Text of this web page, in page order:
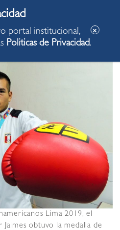
Lima 2019, el
Jaimes obtuvo la medalla de
portal institucional,
Politicas de Privacidad.